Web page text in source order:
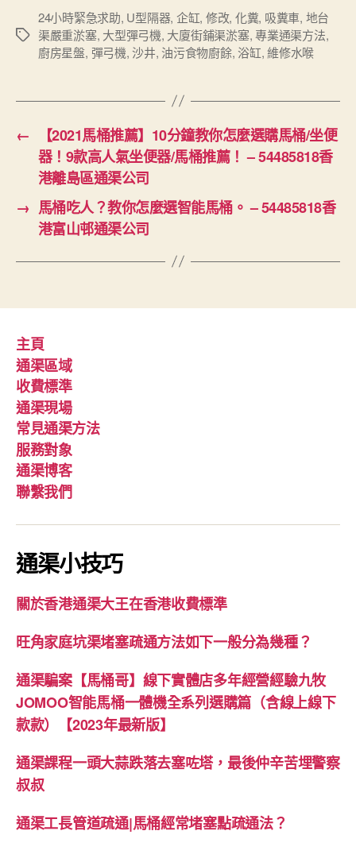
Tags
24小時緊急求助, U型隔器, 企缸, 修改, 化糞, 吸糞車, 地台
渠嚴重淤塞, 大型彈弓機, 大廈街鋪渠淤塞,專業通渠方法,
廚房星盤, 彈弓機,沙井, 油污食物廚餘, 浴缸,維修水喉
←
【2021馬桶推薦】10分鐘教你怎麼選購馬桶/坐便
器！9款高人氣坐便器/馬桶推薦！ – 54485818香
港離島區通渠公司
→ 馬桶吃人？教你怎麼選智能馬桶。 – 54485818香
港富山邨通渠公司
主頁
通渠區域
收費標準
通渠現場
常見通渠方法
服務對象
通渠博客
聯繫我們
通渠小技巧
關於香港通渠大王在香港收費標準
旺角家庭坑渠堵塞疏通方法如下一般分為幾種？
通渠騙案【馬桶哥】線下實體店多年經營經驗九牧
JOMOO智能馬桶一體機全系列選購篇（含線上線下
款款）【2023年最新版】
通渠課程一頭大蒜跌落去塞咗塔，最後仲辛苦埋警察
叔叔
通渠工長管道疏通|馬桶經常堵塞點疏通法？